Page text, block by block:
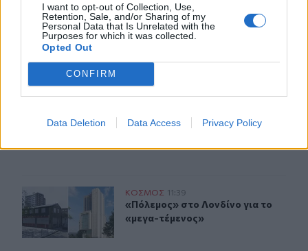
I want to opt-out of Collection, Use,
Retention, Sale, and/or Sharing of my
Personal Data that Is Unrelated with the
Purposes for which it was collected.
Opted Out
CONFIRM
Data Deletion Data Access Privacy Policy
Ο Ντ. Τραμπ αρνείται ότι αντιμετωπίζει έλλειψη
ΚΟΣΜΟΣ 12:30
Ο Ντ. Τραμπ αρνείται ότι
Ο Ντ. Τραμπ αρνείται ότι
αντιμετωπίζει έλλειψη
Οι νιγηριανές δυνάμεις
Οι νιγηριανές δυνάμεις
ασφαλείας διέσωσαν 308
«Πόλεμος» στο Λονδίνο για το «μεγα-τέμενος»
ΚΟΣΜΟΣ 11:39
«Πόλεμος» στο Λονδίνο για το
«Πόλεμος» στο Λονδίνο για το
«μεγα-τέμενος»